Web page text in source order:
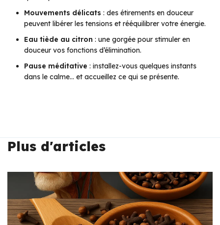
Mouvements délicats : des étirements en douceur
peuvent libérer les tensions et rééquilibrer votre énergie.
Eau tiède au citron : une gorgée pour stimuler en
douceur vos fonctions d’élimination.
Pause méditative : installez-vous quelques instants
dans le calme… et accueillez ce qui se présente.
Plus d'articles